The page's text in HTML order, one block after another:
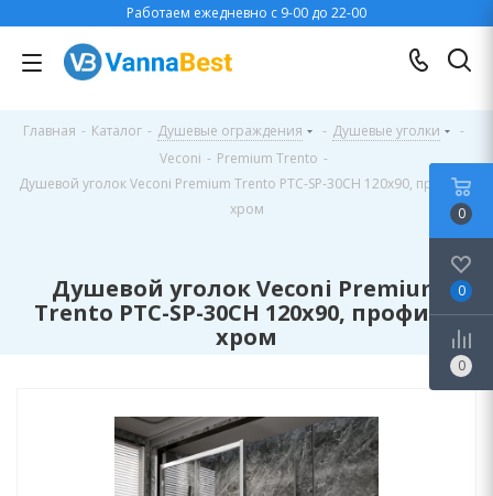
Работаем ежедневно с 9-00 до 22-00
Главная - Каталог - Душевые ограждения - Душевые уголки
-
Veconi - Premium Trento -
Душевой уголок Veconi Premium Trento PTC-SP-30CH 120x90, профиль
хром
Душевой уголок Veconi Premium
Trento PTC-SP-30CH 120x90, профиль
хром
0
0
0